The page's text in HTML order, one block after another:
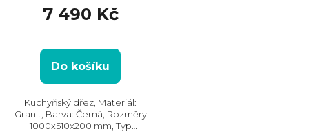
7 490 Kč
Do košíku
Kuchyňský dřez, Materiál:
Granit, Barva: Černá, Rozměry
1000x510x200 mm, Typ